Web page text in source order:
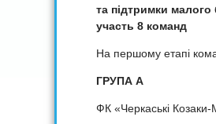
та підтримки малого
участь 8 команд
На першому етапі
ГРУПА А
ФК «Черкаські